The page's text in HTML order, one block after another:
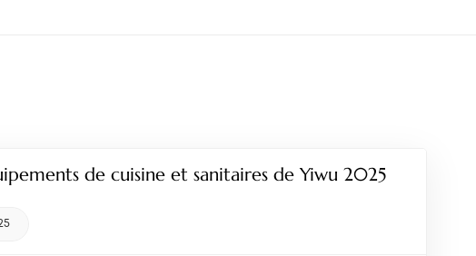
de cuisine et sanitaires de Yiwu 2025